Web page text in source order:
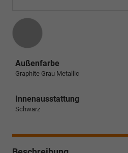
Außenfarbe
Graphite Grau Metallic
Innenausstattung
Schwarz